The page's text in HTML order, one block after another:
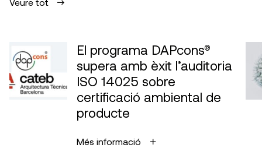
El programa DAPcons®
supera amb èxit l’auditoria
ISO 14025 sobre
certificació ambiental de
producte
Més informació